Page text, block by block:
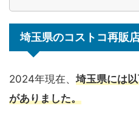
埼玉県のコストコ再販
2024年現在、 埼玉県には
がありました。